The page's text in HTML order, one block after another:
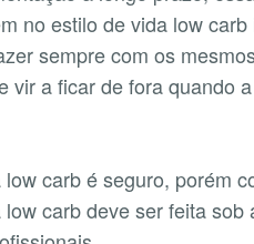
no estilo de vida low
sempre com os
vir a ficar de fora quando
carb é seguro, porém
carb deve ser feita sob